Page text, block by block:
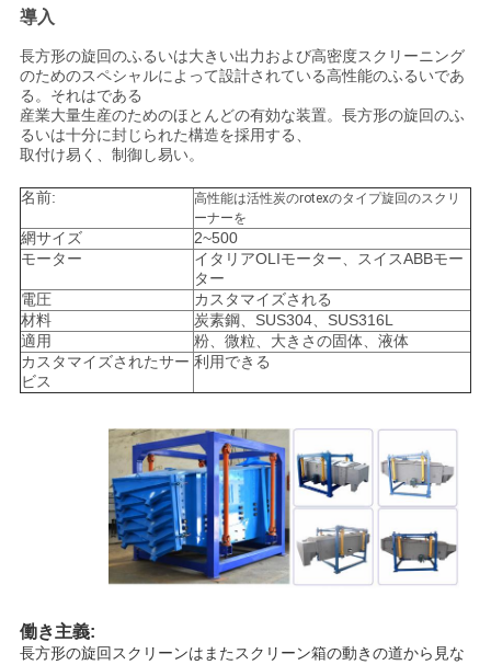
私
達
に
連
絡
し
な
さ
要
導入
長方形の旋回のふるいは大きい出力および高密度スクリーニング
のためのスペシャルによって設計されている高性能のふるいであ
る。それはである
産業大量生産のためのほとんどの有効な装置。長方形の旋回のふ
るいは十分に封じられた構造を採用する、
取付け易く、制御し易い。
名前:
高性能は活性炭のrotexのタイプ旋回のスクリ
ーナーを
網サイズ
2~500
モーター
イタリアOLIモーター、スイスABBモー
ター
電圧
カスタマイズされる
材料
炭素鋼、SUS304、SUS316L
適用
粉、微粒、大きさの固体、液体
カスタマイズされたサー
ビス
利用できる
働き主義:
長方形の旋回スクリーンはまたスクリーン箱の動きの道から見な